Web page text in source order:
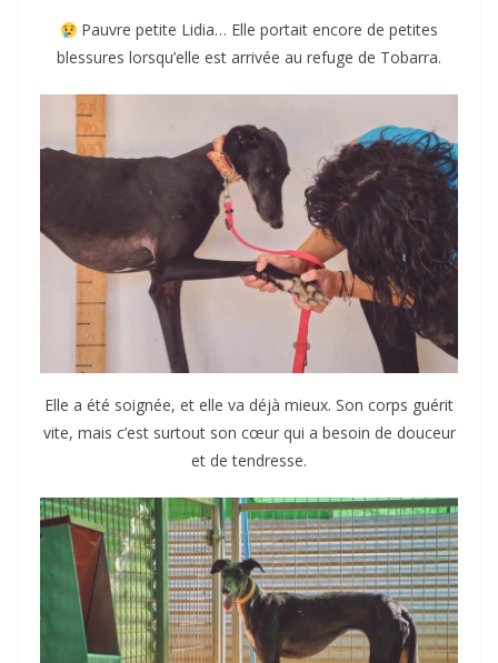
Pauvre petite Lidia… Elle portait encore de petites
blessures lorsqu’elle est arrivée au refuge de Tobarra.
Elle a été soignée, et elle va déjà mieux. Son corps guérit
vite, mais c’est surtout son cœur qui a besoin de douceur
et de tendresse.